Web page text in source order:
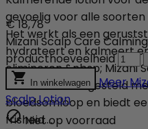
gevoelig voor alle
Het werkt als een
hydrateert en kalmeert
elimineren.&nbsp; Mizani
Lotion is samengesteld
bloedsomloop en biedt
frisheid....
€ 18,78
Mizani Scalp Care
producthoeveelheid
 In winkelwagen Meer
Scalp Lotion
Niet op voorraad